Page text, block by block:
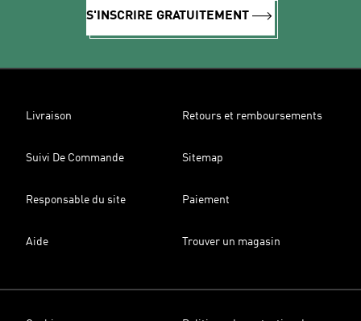
S'INSCRIRE GRATUITEMENT
Livraison Retours et remboursements
Suivi De Commande Sitemap
Responsable du site Paiement
Aide Trouver un magasin